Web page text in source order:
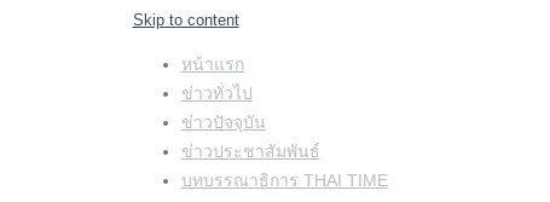
Skip to content
หน้าแรก
ข่าวทั่วไป
ข่าวปัจจุบัน
ข่าวประชาสัมพันธ์
บทบรรณาธิการ THAI TIME